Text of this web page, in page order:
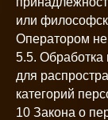
или
Оператором не
5.5.
для
категорий
10 Закона о